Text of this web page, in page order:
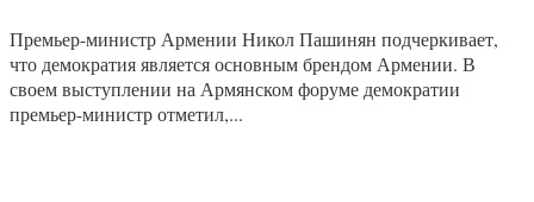
Премьер-министр Армении Никол Пашинян подчеркивает,
что демократия является основным брендом Армении. В
своем выступлении на Армянском форуме демократии
премьер-министр отметил,...